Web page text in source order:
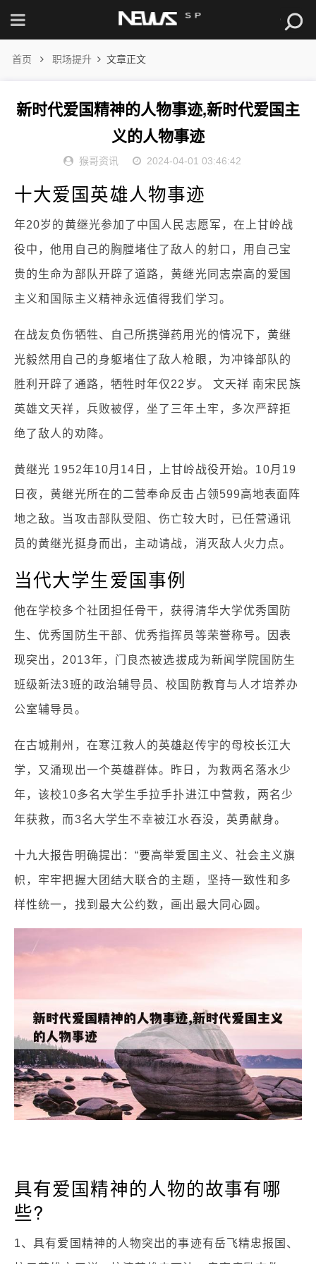
首页 职场提升 文章正文
新时代爱国精神的人物事迹,新时代爱国主
义的人物事迹
猴哥资讯 2024-04-01 03:46:42
十大爱国英雄人物事迹
年20岁的黄继光参加了中国人民志愿军，在上甘岭战
役中，他用自己的胸膛堵住了敌人的射口，用自己宝
贵的生命为部队开辟了道路，黄继光同志崇高的爱国
主义和国际主义精神永远值得我们学习。
在战友负伤牺牲、自己所携弹药用光的情况下，黄继
光毅然用自己的身躯堵住了敌人枪眼，为冲锋部队的
胜利开辟了通路，牺牲时年仅22岁。 文天祥 南宋民族
英雄文天祥，兵败被俘，坐了三年土牢，多次严辞拒
绝了敌人的劝降。
黄继光 1952年10月14日，上甘岭战役开始。10月19
日夜，黄继光所在的二营奉命反击占领599高地表面阵
地之敌。当攻击部队受阻、伤亡较大时，已任营通讯
员的黄继光挺身而出，主动请战，消灭敌人火力点。
当代大学生爱国事例
他在学校多个社团担任骨干，获得清华大学优秀国防
生、优秀国防生干部、优秀指挥员等荣誉称号。因表
现突出，2013年，门良杰被选拔成为新闻学院国防生
班级新法3班的政治辅导员、校国防教育与人才培养办
公室辅导员。
在古城荆州，在寒江救人的英雄赵传宇的母校长江大
学，又涌现出一个英雄群体。昨日，为救两名落水少
年，该校10多名大学生手拉手扑进江中营救，两名少
年获救，而3名大学生不幸被江水吞没，英勇献身。
十九大报告明确提出：“要高举爱国主义、社会主义旗
帜，牢牢把握大团结大联合的主题，坚持一致性和多
样性统一，找到最大公约数，画出最大同心圆。
具有爱国精神的人物的故事有哪
些?
1、具有爱国精神的人物突出的事迹有岳飞精忠报国、